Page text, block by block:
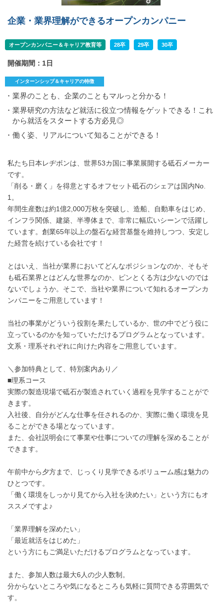
企業・業界理解ができるオープンカンパニー
オープンカンパニー＆キャリア教育等 28卒 29卒 30卒
開催期間：1日
インターンシップ＆キャリアの特徴
・業界のことも、企業のこともマルっと分かる！
・業界研究の方法など就活に役立つ情報をゲットできる！これ
から就活をスタートする方必見◎
・働く姿、リアルについて知ることができる！
私たち日本レヂボンは、世界53カ国に事業展開する砥石メーカー
です。
「削る・磨く」を得意とするオフセット砥石のシェアは国内No.
1。
年間生産数は約1億2,000万枚を突破し、造船、自動車をはじめ、
インフラ関係、建築、半導体まで、非常に幅広いシーンで活躍し
ています。創業65年以上の盤石な経営基盤を維持しつつ、安定し
た経営を続けている会社です！
とはいえ、当社が業界においてどんなポジションなのか、そもそ
も砥石業界とはどんな世界なのか、ピンとくる方は少ないのでは
ないでしょうか。そこで、当社や業界について知れるオープンカ
ンパニーをご用意しています！
当社の事業がどういう役割を果たしているか、世の中でどう役に
立っているのかを知っていただけるプログラムとなっています。
文系・理系それぞれに向けた内容をご用意しています。
＼参加特典として、特別案内あり／
■理系コース
実際の製造現場で砥石が製造されていく過程を見学することがで
きます。
入社後、自分がどんな仕事を任されるのか、実際に働く環境を見
ることができる場となっています。
また、会社説明会にて事業や仕事についての理解を深めることが
できます。
午前中から夕方まで、じっくり見学できるボリューム感は魅力の
ひとつです。
「働く環境をしっかり見てから入社を決めたい」という方にもオ
ススメですよ♪
「業界理解を深めたい」
「最近就活をはじめた」
という方にもご満足いただけるプログラムとなっています。
また、参加人数は最大6人の少人数制。
分からないところや気になるところも気軽に質問できる雰囲気で
す。